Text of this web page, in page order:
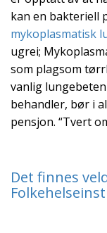
kan en bakteriell
mykoplasmatisk
ugrei;
som plagsom
vanlig
behandler, bør i
pensjon. “Tvert
Det finnes